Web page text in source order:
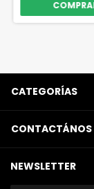
CATEGORÍAS
CONTACTÁNOS
NEWSLETTER